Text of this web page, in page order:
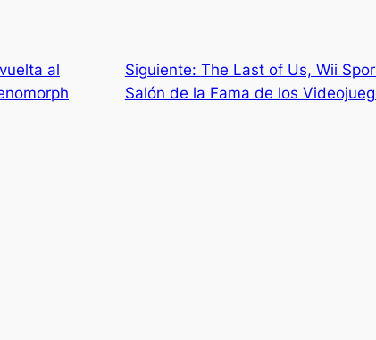
al
Siguiente: The Last of Us, Wii
Salón de la Fama de los